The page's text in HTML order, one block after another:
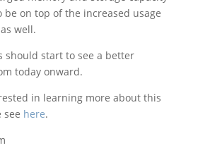
be on top of the increased usage
well.
should start to see a better
today onward.
in learning more about this
see here.